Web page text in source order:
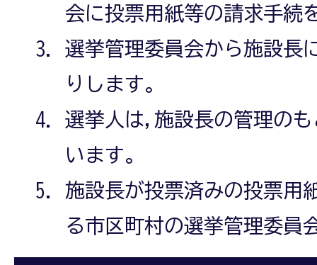
会に投票用紙等の請求手続
選挙管理委員会から施設長
りします。
選挙人は,施設長の管理の
います。
施設長が投票済みの投票用
る市区町村の選挙管理委員